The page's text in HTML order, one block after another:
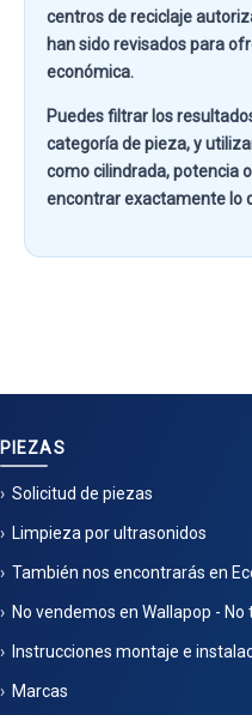
centros de reciclaje
han sido revisados para
económica.
Puedes filtrar los
categoría de pieza, y
comocilindrada, potencia
encontrar exactamente lo
PIEZAS
Solicitud de piezas
Limpieza por ultrasonidos
También nos encontrarás en
No vendemos en Wallapop -
Instrucciones montaje e
Marcas